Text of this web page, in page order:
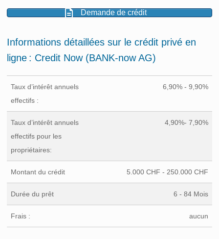
Demande de crédit
Informations détaillées sur le crédit privé en
ligne : Credit Now (BANK-now AG)
Taux d’intérêt annuels
effectifs :
6,90% - 9,90%
Taux d’intérêt annuels
effectifs pour les
propriétaires:
4,90%- 7,90%
Montant du crédit 5.000 CHF - 250.000 CHF
Durée du prêt 6 - 84 Mois
Frais : aucun